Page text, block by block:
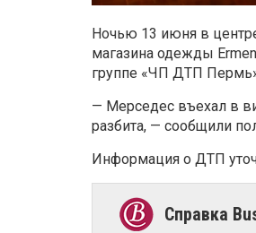
Ночью 13 июня в
магазина одежды
группе «ЧП ДТП
— Мерседес въехал в
разбита, — сообщили
Информация о ДТП